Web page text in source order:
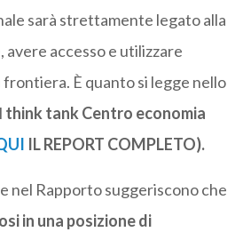
sarà strettamente legato alla
avere accesso e utilizzare
È quanto si legge nello
think tank Centro economia
IL REPORT COMPLETO).
nel Rapporto suggeriscono che
in una posizione di